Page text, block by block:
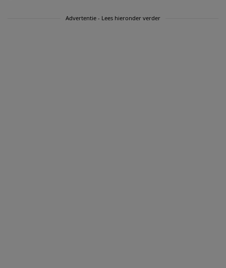
Advertentie - Lees hieronder verder